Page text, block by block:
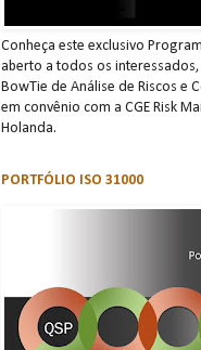
Conheça este exclusivo
aberto a todos os
BowTie de Análise de Riscos e
em convênio com a CGE Risk
Holanda.
PORTFÓLIO ISO 31000